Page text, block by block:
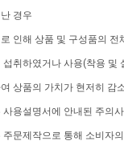
경우
인해 상품 및 구성품의
섭취하였거나 사용(착용 및
상품의 가치가 현저히 감
용설명서에 안내된 주의
주문제작으로 통해 소비자